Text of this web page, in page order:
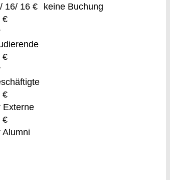
16/ 16 €
€
€
€
Externe
€
Alumni
keine Buchung